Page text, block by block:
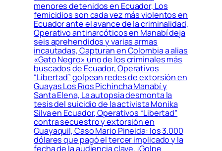
menores detenidos en Ecuador, Los
femicidios son cada vez más violentos en
Ecuador ante el avance de la criminalidad,
Operativo antinarcóticos en Manabí deja
seis aprehendidos y varias armas
incautadas, Capturan en Colombia a alias
«Gato Negro» uno de los criminales más
buscados de Ecuador, Operativos
“Libertad” golpean redes de extorsión en
Guayas Los Ríos Pichincha Manabí y
Santa Elena, La autopsia desmonta la
tesis del suicidio de la activista Monika
Silva en Ecuador, Operativos “Libertad”
contra secuestro y extorsión en
Guayaquil, Caso Mario Pineida: los 3.000
dólares que pagó el tercer implicado y la
fecha de la audiencia clave, ¡Golpe